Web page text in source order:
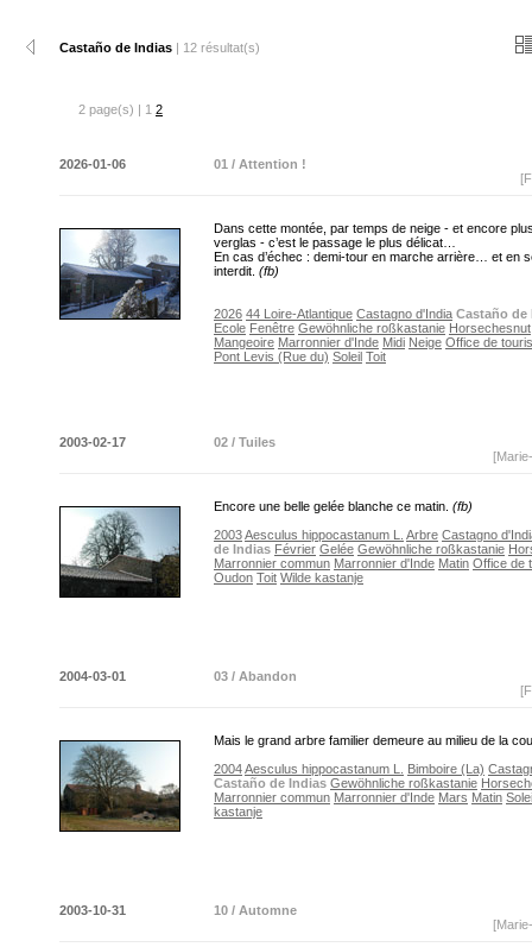
Castaño de Indias | 12 résultat(s)
2 page(s) | 1 2
2026-01-06
01 / Attention !
Dans cette montée, par temps de neige - et encore
verglas - c’est le passage le plus délicat…
En cas d’échec : demi-tour en marche arrière… et en
interdit. (fb)
2026 44 Loire-Atlantique Castagno d'India Castaño de
Ecole Fenêtre Gewöhnliche roßkastanie Horsechesnut
Mangeoire Marronnier d'Inde Midi Neige Office de
Pont Levis (Rue du) Soleil Toit
2003-02-17
02 / Tuiles
Encore une belle gelée blanche ce matin. (fb)
2003Aesculus hippocastanum L. Arbre Castagno
de Indias Février Gelée Gewöhnliche roßkastanie
Marronnier commun Marronnier d'Inde Matin Office de
Oudon Toit Wilde kastanje
2004-03-01
03 / Abandon
Mais le grand arbre familier demeure au milieu de la
2004Aesculus hippocastanum L. Bimboire (La)
Castaño de Indias Gewöhnliche roßkastanie
Marronnier commun Marronnier d'Inde Mars Matin
kastanje
2003-10-31
10 / Automne